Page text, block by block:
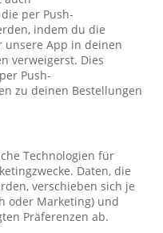
per Push-
indem du die
unsere App in deinen
verweigerst. Dies
Push-
zu deinen Bestellungen
Technologien für
Daten, die
verschieben sich je
oder Marketing) und
Präferenzen ab.